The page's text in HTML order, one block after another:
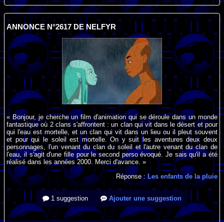
ANNONCE N°2617 DE NELFYR
« Bonjour, je cherche un film d'animation qui se déroule dans un monde
fantastique où 2 clans s'affrontent : un clan qui vit dans le désert et pour
qui l'eau est mortelle, et un clan qui vit dans un lieu ou il pleut souvent
et pour qui le soleil est mortelle. On y suit les aventures deux deux
personnages, l'un venant du clan du soleil et l'autre venant du clan de
l'eau, il s'agit d'une fille pour le second perso évoqué. Je sais qu'il a été
réalisé dans les années 2000. Merci d'avance. »
Réponse :Les enfants de la pluie
1 suggestion Ajouter une suggestion